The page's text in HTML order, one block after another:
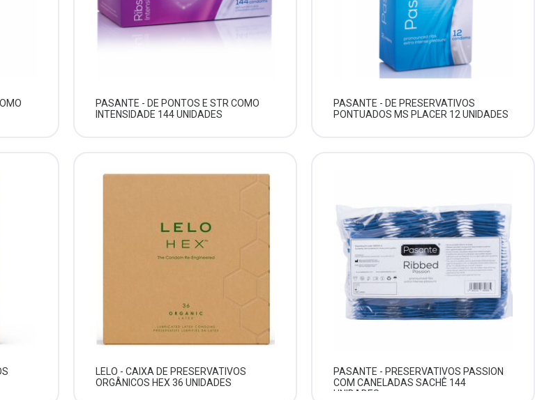
PASANTE - DE PONTOS E STR COMO
INTENSIDADE 144 UNIDADES
PASANTE - DE PRESERVATIVOS
PONTUADOS MS PLACER 12 UNIDADES
LELO - CAIXA DE PRESERVATIVOS
ORGÂNICOS HEX 36 UNIDADES
PASANTE - PRESERVATIVOS PASSION
COM CANELADAS SACHÊ 144
UNIDADES